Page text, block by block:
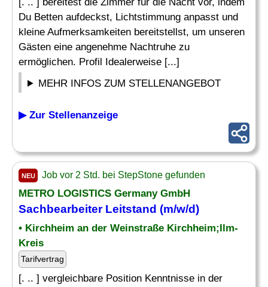
Du Betten aufdeckst, Lichtstimmung anpasst und
kleine Aufmerksamkeiten bereitstellst, um unseren
Gästen eine angenehme Nachtruhe zu
ermöglichen. Profil Idealerweise [...]
MEHR INFOS ZUM STELLENANGEBOT
▶ Zur Stellenanzeige
NEU Job vor 2 Std. bei StepStone gefunden
METRO LOGISTICS Germany GmbH
Sachbearbeiter Leitstand (m/w/d)
• Kirchheim an der Weinstraße Kirchheim;Ilm-
Kreis
Tarifvertrag
[. .. ] vergleichbare Position Kenntnisse in der